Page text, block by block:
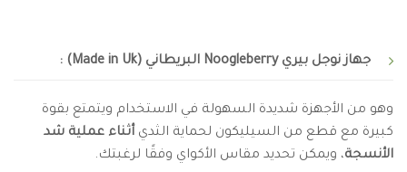
جهاز نوجل بيري Noogleberry البريطاني (Made in Uk) :
وهو من الأجهزة شديدة السهولة في الاستخدام ويتمتع بقوة
كبيرة مع قطع من السيليكون لحماية الثدي أثناء عملية شد
الأنسجة، ويمكن تحديد مقاس الأكواي وفقًا لرغبتك.